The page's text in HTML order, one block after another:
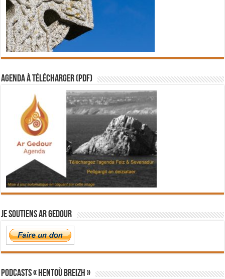
Agenda à télécharger (PDF)
Je soutiens Ar Gedour
PODCASTS « Hentoù Breizh »